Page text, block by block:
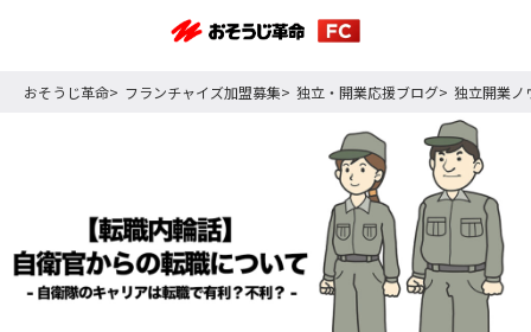
おそうじ革命 フランチャイズ加盟募集 独立・開業応援ブログ 独立開業ノ